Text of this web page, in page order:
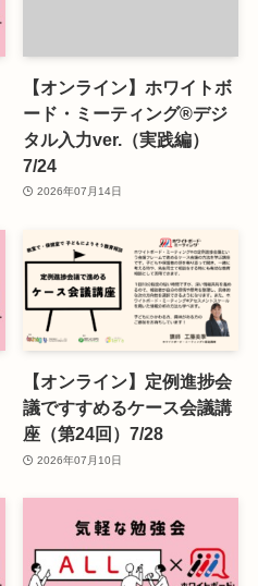
【オンライン】ホワイトボ
ード・ミーティング®デジ
タル入力ver.（実践編）
7/24
2026年07月14日
【オンライン】定例進捗会
議ですすめるケース会議講
座（第24回）7/28
2026年07月10日